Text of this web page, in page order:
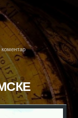
до
ПРО
ПОВІНЬ
ЗАХІДНІЙ
УКРАЇНІ